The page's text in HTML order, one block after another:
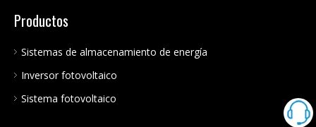
Productos
Sistemas de almacenamiento de energía
Inversor fotovoltaico
Sistema fotovoltaico